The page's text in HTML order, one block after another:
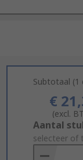
Subtotaal (1
€
(excl.
Add
to
Basket
Aantal
selecteer of